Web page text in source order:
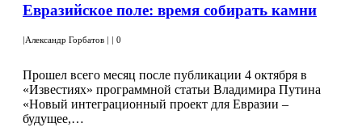
Евразийское поле: время собирать камни
|Александр Горбатов | | 0
Прошел всего месяц после публикации 4 октября в
«Известиях» программной статьи Владимира Путина
«Новый интеграционный проект для Евразии –
будущее,…